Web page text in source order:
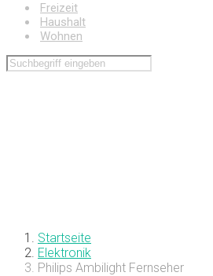
Freizeit
Haushalt
Wohnen
Startseite
Elektronik
Philips Ambilight Fernseher